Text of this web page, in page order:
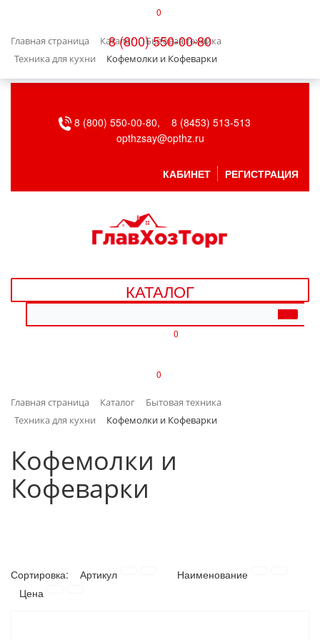
0
8 (800) 550-00-80
Главная страница Каталог
Бытовая техника
Техника для кухни
Кофемолки и Кофеварки
БЫТОВАЯ ТЕХНИКА
ВЕНТИЛЯЦИЯ
ДАЧА, САД И ОГОРОД
ДЕТСКИЕ ТОВАРЫ
ИНТЕРЬЕР
КЛИМАТИЧЕСКАЯ ТЕХНИКА
НАСОСНОЕ ОБОРУДОВАНИЕ
8 (800) 550-00-80,
8 (8453) 513-513
opthzsay@opthz.ru
КАБИНЕТ РЕГИСТРАЦИЯ
КАТАЛОГ
0
0
Главная страница Каталог
Бытовая техника
Техника для кухни
Кофемолки и Кофеварки
Кофемолки и
Кофеварки
Сортировка: Артикул
Наименование
Цена